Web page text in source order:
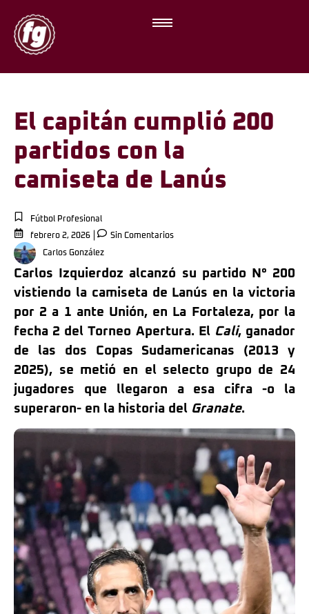
El capitán cumplió 200
partidos con la
camiseta de Lanús
Fútbol Profesional
febrero 2, 2026
Sin Comentarios
Carlos González
Carlos Izquierdoz alcanzó su partido N° 200
vistiendo la camiseta de Lanús en la victoria
por 2 a 1 ante Unión, en La Fortaleza, por la
fecha 2 del Torneo Apertura. El Cali, ganador
de las dos Copas Sudamericanas (2013 y
2025), se metió en el selecto grupo de 24
jugadores que llegaron a esa cifra -o la
superaron- en la historia del Granate.